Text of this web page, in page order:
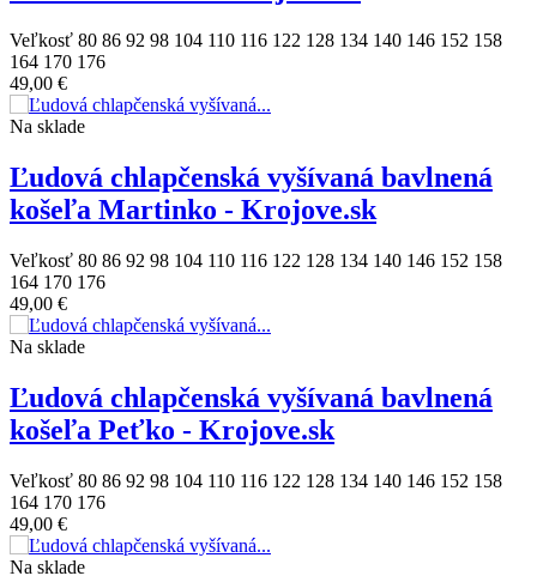
Veľkosť 80 86 92 98 104 110 116 122 128 134 140 146 152 158
164 170 176
49,00 €
Na sklade
Ľudová chlapčenská vyšívaná bavlnená
košeľa Martinko - Krojove.sk
Veľkosť 80 86 92 98 104 110 116 122 128 134 140 146 152 158
164 170 176
49,00 €
Na sklade
Ľudová chlapčenská vyšívaná bavlnená
košeľa Peťko - Krojove.sk
Veľkosť 80 86 92 98 104 110 116 122 128 134 140 146 152 158
164 170 176
49,00 €
Na sklade